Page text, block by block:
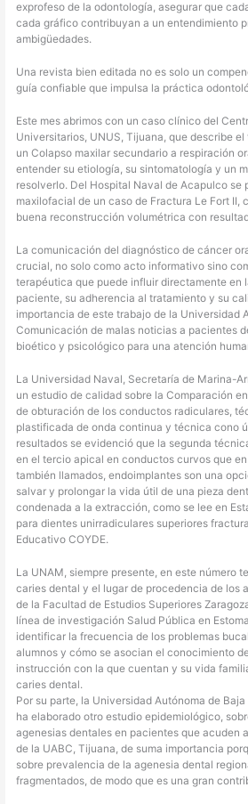
exprofeso de la odontología, asegurar que
cada gráfico contribuyan a un entendimiento
ambigüedades.
Una revista bien editada no es solo un
guía confiable que impulsa la práctica
Este mes abrimos con un caso clínico del
Universitarios, UNUS, Tijuana, que describe
un Colapso maxilar secundario a respiración
entender su etiología, su sintomatología y un
resolverlo. Del Hospital Naval de Acapulco se
maxilofacial de un caso de Fractura Le Fort II,
buena reconstrucción volumétrica con
La comunicación del diagnóstico de cáncer
crucial, no solo como acto informativo sino
terapéutica que puede influir directamente en
paciente, su adherencia al tratamiento y su
importancia de este trabajo de la Universidad
Comunicación de malas noticias a pacientes
bioético y psicológico para una atención
La Universidad Naval, Secretaría de Marina-
un estudio de calidad sobre la Comparación
de obturación de los conductos radiculares,
plastificada de onda continua y técnica cono
resultados se evidenció que la segunda
en el tercio apical en conductos curvos que
también llamados, endoimplantes son una
salvar y prolongar la vida útil de una pieza
condenada a la extracción, como se lee en
para dientes unirradiculares superiores
Educativo COYDE.
La UNAM, siempre presente, en este número
caries dental y el lugar de procedencia de los
de la Facultad de Estudios Superiores
línea de investigación Salud Pública en
identificar la frecuencia de los problemas
alumnos y cómo se asocian el conocimiento
instrucción con la que cuentan y su vida
caries dental.
Por su parte, la Universidad Autónoma de
ha elaborado otro estudio epidemiológico,
agenesias dentales en pacientes que acuden
de la UABC, Tijuana, de suma importancia
sobre prevalencia de la agenesia dental
fragmentados, de modo que es una gran